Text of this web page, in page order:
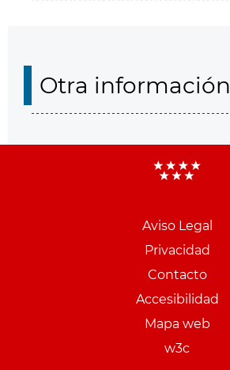
Otra información
Aviso Legal
Privacidad
Contacto
Accesibilidad
Mapa web
w3c